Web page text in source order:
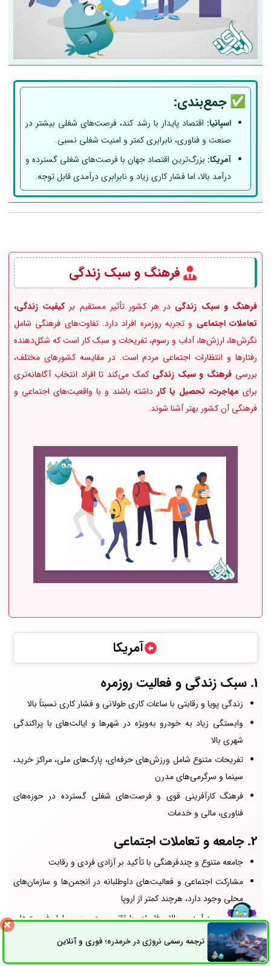
✅جمع‌بندی:
اسپانیا: اقتصاد پایدار با رشد کند، فرصت‌های شغلی بیشتر در
صنعت و فناوری، نابرابری کمتر و امنیت شغلی نسبی.
آمریکا: بزرگ‌ترین اقتصاد جهان با فرصت‌های شغلی گسترده و
درآمد بالا، اما فشار کاری زیاد و نابرابری درآمدی قابل توجه.
فرهنگ و سبک زندگی
فرهنگ و سبک زندگی در هر کشور تأثیر مستقیم بر کیفیت زندگی،
تعاملات اجتماعی و تجربه روزمره افراد دارد. تفاوت‌های فرهنگی شامل
نگرش‌ها، ارزش‌ها، آداب و رسوم، تفریحات و سبک کار است که شکل‌دهنده
رفتارها و انتظارات اجتماعی مردم است. در مقایسه کشورهای مختلف،
بررسی فرهنگ و سبک زندگی کمک می‌کند تا افراد انتخاب آگاهانه‌تری
برای مهاجرت، تحصیل یا کار داشته باشند و با واقعیت‌های اجتماعی و
فرهنگی آن کشور بهتر آشنا شوند.
آمریکا
1. سبک زندگی و فعالیت روزمره
زندگی پویا و رقابتی با ساعات کاری طولانی و فشار کاری نسبتاً بالا
وابستگی زیاد به خودرو به‌ویژه در شهرها و ایالت‌های با پراکندگی
شهری بالا
تفریحات متنوع شامل ورزش‌های حرفه‌ای، پارک‌های ملی، مراکز خرید،
سینما و سرگرمی‌های مدرن
فرهنگ کارآفرینی قوی و فرصت‌های شغلی گسترده در حوزه‌های
فناوری، مالی و خدمات
2. جامعه و تعاملات اجتماعی
جامعه متنوع و چندفرهنگی با تأکید بر آزادی فردی و رقابت
مشارکت اجتماعی و فعالیت‌های داوطلبانه در انجمن‌ها و سازمان‌های
محلی وجود دارد، هرچند کمتر از اروپا
نابرابری درآمدی بالا، فاصله طبقاتی محسوس، اما فرصت‌های
پیشرفت فردی و حرفه‌ای گسترده
ترجمه رسمی نروژی در خرمدره؛ فوری و آنلاینثبت سفارش راه های ارتباطی